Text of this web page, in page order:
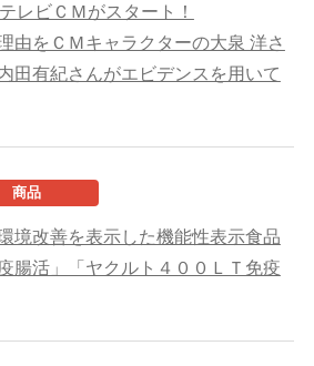
レビＣＭがスタート！
由をＣＭキャラクターの大泉 洋さ
田有紀さんがエビデンスを用いて
商品
境改善を表示した機能性表示食品
腸活」「ヤクルト４００ＬＴ免疫